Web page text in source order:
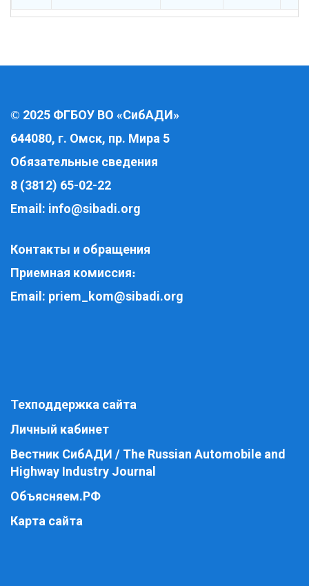
© 2025 ФГБОУ ВО «СибАДИ»
644080, г. Омск, пр. Мира 5
Обязательные сведения
8 (3812) 65-02-22
Email: info@sibadi.org
Контакты и обращения
Приемная комиссия:
Email: priem_kom@sibadi.org
Техподдержка сайта
Личный кабинет
Вестник СибАДИ / The Russian Automobile and
Highway Industry Journal
Объясняем.РФ
Карта сайта